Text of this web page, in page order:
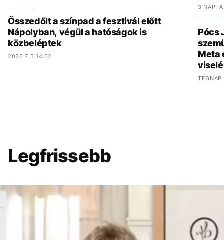
Összedőlt a színpad a fesztivál előtt
Nápolyban, végül a hatóságok is
közbeléptek
2026.7.5 14:02
3
Pócs
Meta
TEGNAP
Legfrissebb